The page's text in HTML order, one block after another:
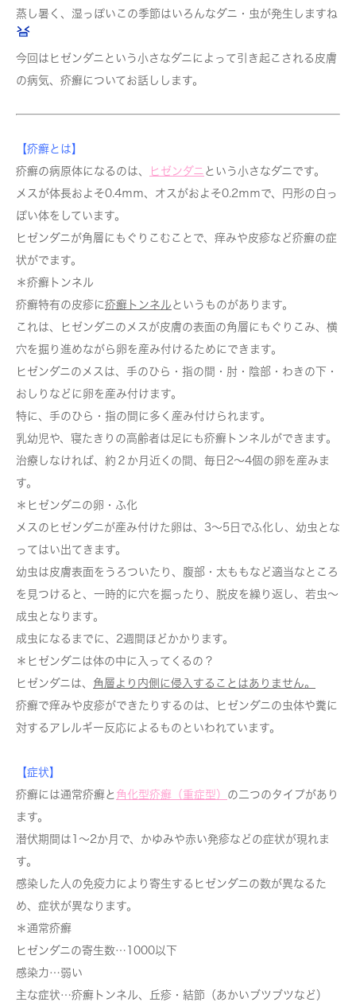
蒸し暑く、湿っぽいこの季節はいろんなダニ・虫が発生しますね
今回はヒゼンダニという小さなダニによって引き起こされる皮膚
の病気、疥癬についてお話しします。
【疥癬とは】
疥癬の病原体になるのは、
ヒゼンダニ という小さなダニです。
メスが体長およそ0.4ｍｍ、オスがおよそ0.2ｍｍで、円形の白っ
ぽい体をしています。
ヒゼンダニが角層にもぐりこむことで、痒みや皮疹など疥癬の症
状がでます。
＊疥癬トンネル
疥癬特有の皮疹に疥癬トンネル というものがあります。
これは、ヒゼンダニのメスが皮膚の表面の角層にもぐりこみ、横
穴を掘り進めながら卵を産み付けるためにできます。
ヒゼンダニのメスは、手のひら・指の間・肘・陰部・わきの下・
おしりなどに卵を産み付けます。
特に、手のひら・指の間に多く産み付けられます。
乳幼児や、寝たきりの高齢者は足にも疥癬トンネルができます。
治療しなければ、約２か月近くの間、毎日2～4個の卵を産みま
す。
＊ヒゼンダニの卵・ふ化
メスのヒゼンダニが産み付けた卵は、3～5日でふ化し、幼虫とな
ってはい出てきます。
幼虫は皮膚表面をうろついたり、腹部・太ももなど適当なところ
を見つけると、一時的に穴を掘ったり、脱皮を繰り返し、若虫～
成虫となります。
成虫になるまでに、2週間ほどかかります。
＊ヒゼンダニは体の中に入ってくるの？
ヒゼンダニは、 角層より内側に侵入することはありません。
疥癬で痒みや皮疹ができたりするのは、ヒゼンダニの虫体や糞に
対するアレルギー反応によるものといわれています。
【症状】
疥癬には通常疥癬と 角化型疥癬（重症型） の二つのタイプがあり
ます。
潜伏期間は1～2か月で、かゆみや赤い発疹などの症状が現れま
す。
感染した人の免疫力により寄生するヒゼンダニの数が異なるた
め、症状が異なります。
＊通常疥癬
ヒゼンダニの寄生数…1000以下
感染力…弱い
主な症状…疥癬トンネル、丘疹・結節（あかいブツブツなど）